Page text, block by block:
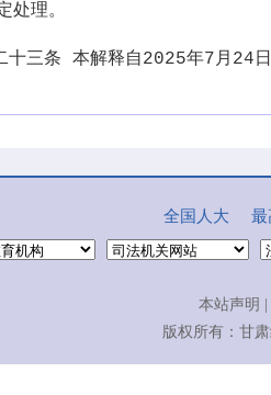
处理。
十三条 本解释自2025年7月 24
全国人大 最
本站声明
版权所有： 甘